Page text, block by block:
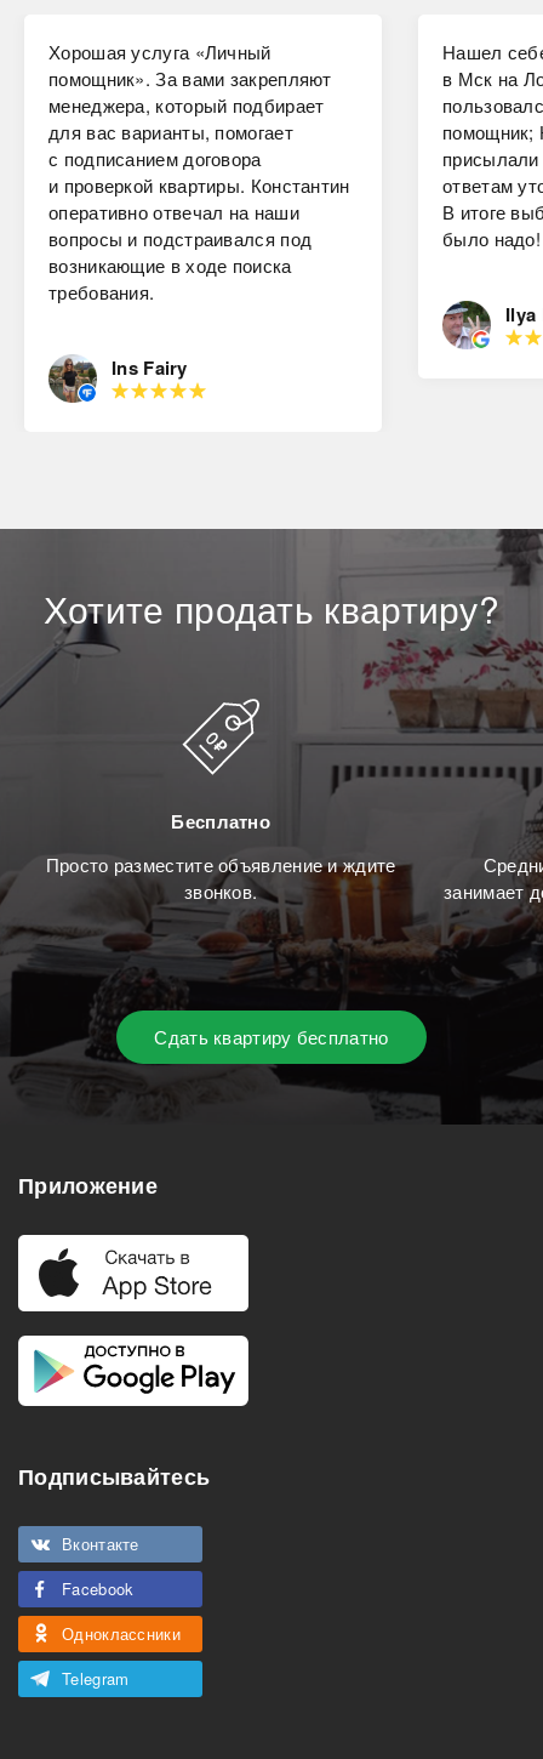
Хорошая услуга «Личный
помощник». За вами закрепляют
менеджера, который подбирает
для вас варианты, помогает
с подписанием договора
и проверкой квартиры. Константин
оперативно отвечал на наши
вопросы и подстраивался под
возникающие в ходе поиска
требования.
Ins Fairy
Нашел
в Мск на
помощник;
ответам
В итоге
было надо!
Ilya
Хотите продать квартиру?
Бесплатно
Просто разместите объявление и ждите
звонков.
занимает
Сдать квартиру бесплатно
Приложение
Подписывайтесь
Вконтакте
Facebook
Одноклассники
Telegram